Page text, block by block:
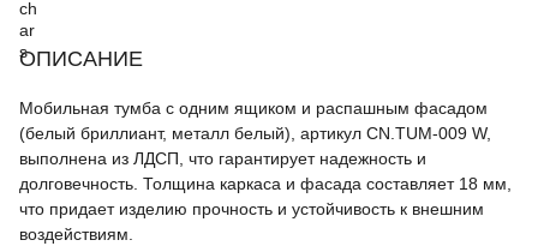
ОПИСАНИЕ
Мобильная тумба с одним ящиком и распашным фасадом
(белый бриллиант, металл белый), артикул CN.TUM-009 W,
выполнена из ЛДСП, что гарантирует надежность и
долговечность. Толщина каркаса и фасада составляет 18 мм,
что придает изделию прочность и устойчивость к внешним
воздействиям.